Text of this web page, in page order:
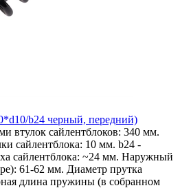
b24 черный, передний)
втулок сайлентблоков: 340 мм.
сайлентблока: 10 мм. b24 -
сайлентблока: ~24 мм. Наружный
61-62 мм. Диаметр прутка
длина пружины (в собранном